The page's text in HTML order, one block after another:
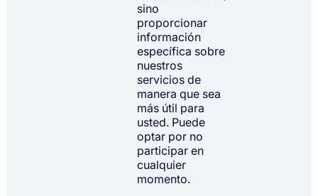
sino
proporcionar
información
específica sobre
nuestros
servicios de
manera que sea
más útil para
usted. Puede
optar por no
participar en
cualquier
momento.